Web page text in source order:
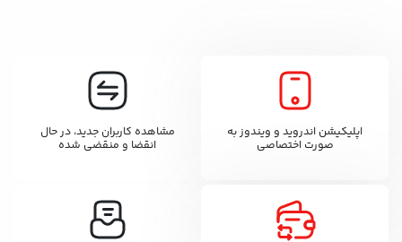
اپلیکیشن اندروید و ویندوز به
صورت اختصاصی
مشاهده کاربران جدید، در حال
انقضا و منقضی شده